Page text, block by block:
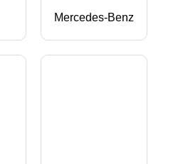
Mercedes-Benz